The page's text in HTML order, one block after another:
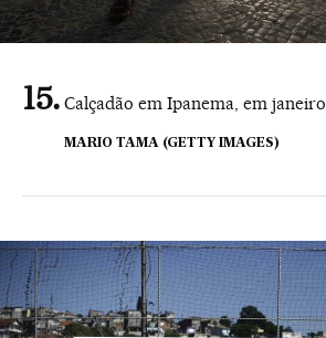
Calçadão em Ipanema, em janeiro.
MARIO TAMA (GETTY IMAGES)